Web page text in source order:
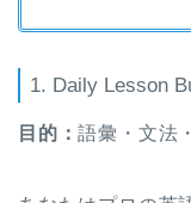
1. Daily Lesson
目的：語彙・文法